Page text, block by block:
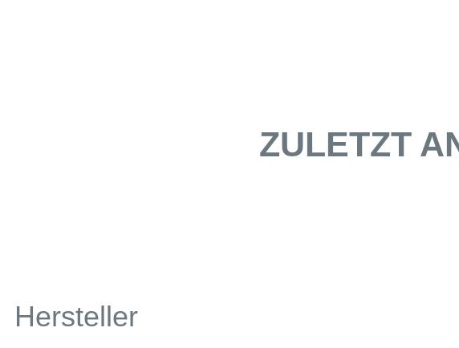
ZULETZT
Hersteller